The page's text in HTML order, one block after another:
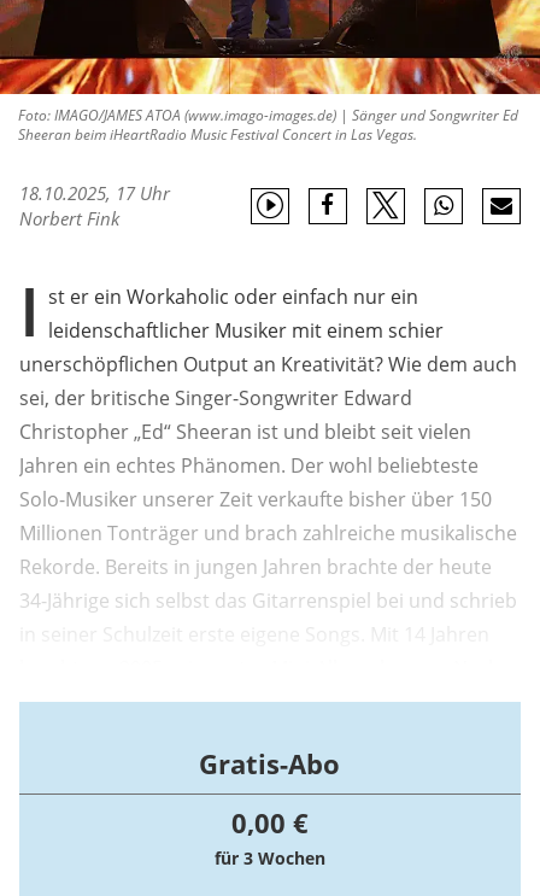
Foto: IMAGO/JAMES ATOA (www.imago-images.de) | Sänger und Songwriter Ed
Sheeran beim iHeartRadio Music Festival Concert in Las Vegas.
18.10.2025, 17 Uhr
Norbert Fink
I st er ein Workaholic oder einfach nur ein
leidenschaftlicher Musiker mit einem schier
unerschöpflichen Output an Kreativität? Wie dem auch
sei, der britische Singer-Songwriter Edward
Christopher „Ed“ Sheeran ist und bleibt seit vielen
Jahren ein echtes Phänomen. Der wohl beliebteste
Solo-Musiker unserer Zeit verkaufte bisher über 150
Millionen Tonträger und brach zahlreiche musikalische
Rekorde. Bereits in jungen Jahren brachte der heute
34-Jährige sich selbst das Gitarrenspiel bei und schrieb
in seiner Schulzeit erste eigene Songs. Mit 14 Jahren
der Veröffentlichung einiger weiterer Mini-Alben und
2011 einen Plattenvertrag.Gratis-Abo
0,00 €
für 3 Wochen